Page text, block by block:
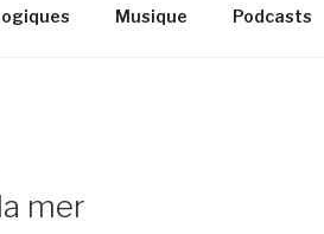
Musique Podcasts
mer